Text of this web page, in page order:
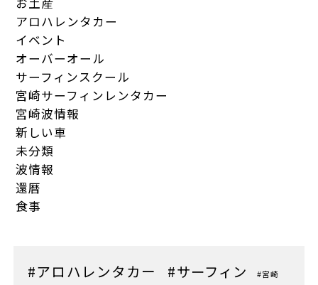
アロハレンタカー
イベント
オーバーオール
サーフィンスクール
宮崎サーフィンレンタカー
宮崎波情報
新しい車
未分類
波情報
還暦
食事
#アロハレンタカー #サーフィン #宮崎